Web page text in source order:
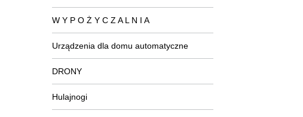
W Y P O Ż Y C Z A L N I A
Urządzenia dla domu automatyczne
DRONY
Hulajnogi